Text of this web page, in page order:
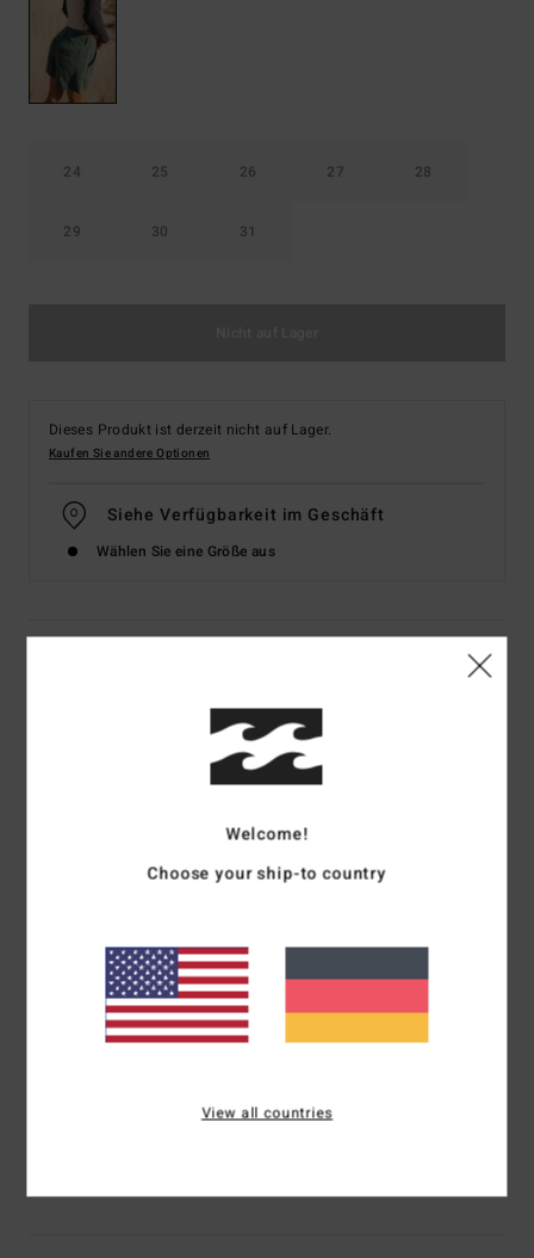
24 25 26 27 28
29 30 31
Dieses Produkt ist derzeit nicht auf Lager.
Kaufen Sie andere Optionen
Siehe Verfügbarkeit im Geschäft
Wählen Sie eine Größe aus
Frauen Grün Denim-Shorts
Farbcodefrs
Baumwoll-Twill-Stoff
Taille:Hoher Bund
Bundhöhe:12,25" Bundhöhe
Schrittlänge:2,75" Schrittlänge
Verschluss:Knopfverschluss
Logo-Flaggenlabel
Welcome!
Choose your ship-to country
View all countries